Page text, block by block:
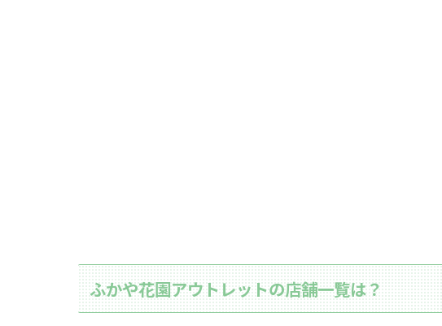
ふかや花園アウトレットの店舗一覧は？